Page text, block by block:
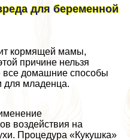
для беременной
кормящей мамы,
причине нельзя
все домашние способы
для младенца.
воздействия на
Процедypa «Кукушка»